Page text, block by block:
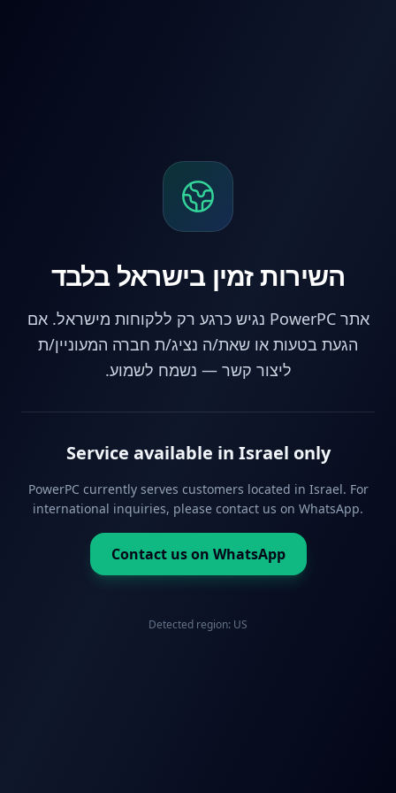
השירות זמין בישראל בלבד
אתר PowerPC נגיש כרגע רק ללקוחות מישראל. אם
הגעת בטעות או שאת/ה נציג/ת חברה המעוניין/ת
ליצור קשר — נשמח לשמוע.
Service available in Israel only
PowerPC currently serves customers located in Israel. For
international inquiries, please contact us on WhatsApp.
Contact us on WhatsApp
Detected region: US